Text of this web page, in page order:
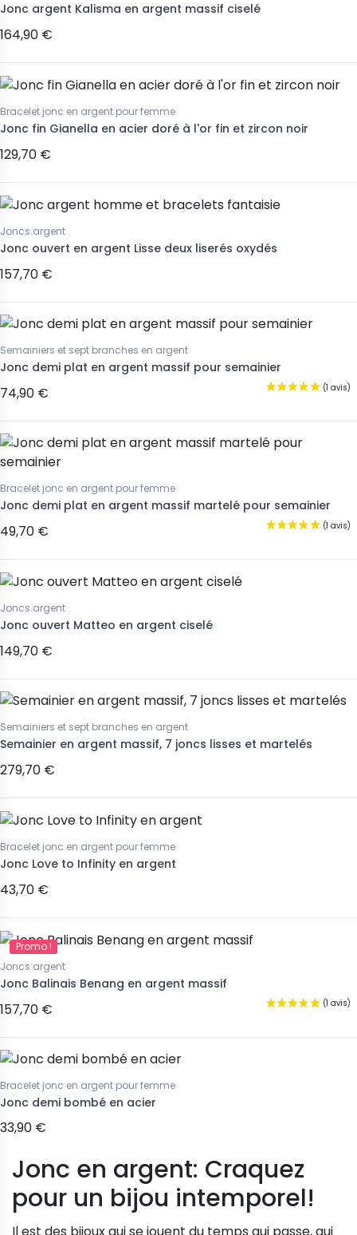
Jonc argent Kalisma en argent massif ciselé
164,90 €
Bracelet jonc en argent pour femme
Jonc fin Gianella en acier doré à l'or fin et zircon noir
129,70 €
Joncs argent
Jonc ouvert en argent Lisse deux liserés oxydés
157,70 €
Semainiers et sept branches en argent
Jonc demi plat en argent massif pour semainier
74,90 €
Bracelet jonc en argent pour femme
Jonc demi plat en argent massif martelé pour semainier
49,70 €
Joncs argent
Jonc ouvert Matteo en argent ciselé
149,70 €
Semainiers et sept branches en argent
Semainier en argent massif, 7 joncs lisses et martelés
279,70 €
Bracelet jonc en argent pour femme
Jonc Love to Infinity en argent
43,70 €
Promo !
Joncs argent
Jonc Balinais Benang en argent massif
157,70 €
Bracelet jonc en argent pour femme
Jonc demi bombé en acier
33,90 €
Jonc en argent: Craquez
pour un bijou intemporel!